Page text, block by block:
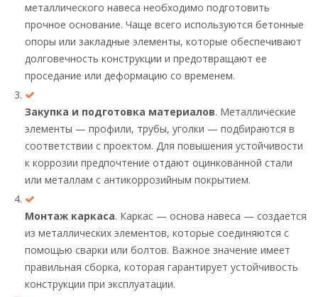
металлического навеса необходимо подготовить
прочное основание. Чаще всего используются бетонные
опоры или закладные элементы, которые обеспечивают
долговечность конструкции и предотвращают ее
проседание или деформацию со временем.
Закупка и подготовка материалов. Металлические
элементы — профили, трубы, уголки — подбираются в
соответствии с проектом. Для повышения устойчивости
к коррозии предпочтение отдают оцинкованной стали
или металлам с антикоррозийным покрытием.
Монтаж каркаса. Каркас — основа навеса — создается
из металлических элементов, которые соединяются с
помощью сварки или болтов. Важное значение имеет
правильная сборка, которая гарантирует устойчивость
конструкции при эксплуатации.